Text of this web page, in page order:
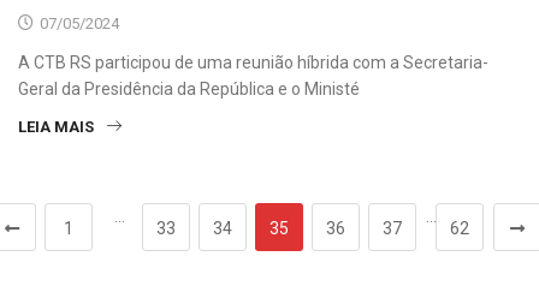
07/05/2024
A CTB RS participou de uma reunião híbrida com a Secretaria-
Geral da Presidência da República e o Ministé
LEIA MAIS
1 33 34 35 36 37 62